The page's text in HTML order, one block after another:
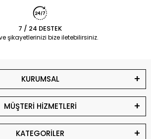
7 / 24 DESTEK
şikayetlerinizi bize iletebilirsiniz.
KURUMSAL
MÜŞTERİ HİZMETLERİ
KATEGORİLER